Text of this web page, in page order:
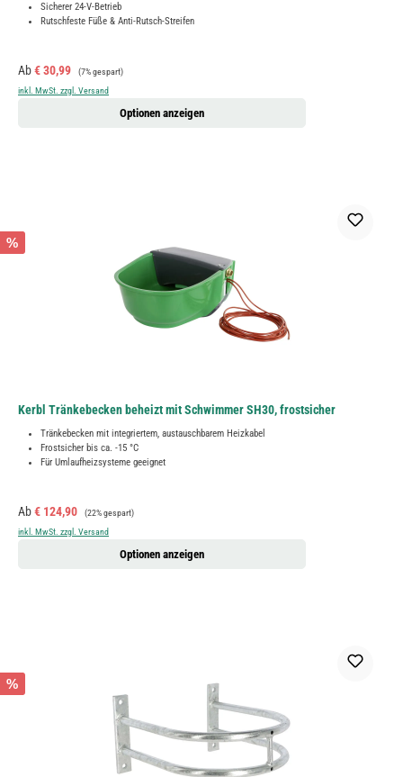
Sicherer 24-V-Betrieb
Rutschfeste Füße & Anti-Rutsch-Streifen
Verkaufspreis:
Ab€ 30,99 Regulärer Preis:
(7% gespart)
inkl. MwSt. zzgl. Versand
Optionen anzeigen
%
Kerbl Tränkebecken beheizt mit Schwimmer SH30, frostsicher
Tränkebecken mit integriertem, austauschbarem Heizkabel
Frostsicher bis ca. -15 °C
Für Umlaufheizsysteme geeignet
Verkaufspreis:
Ab€ 124,90 Regulärer Preis:
(22% gespart)
inkl. MwSt. zzgl. Versand
Optionen anzeigen
%